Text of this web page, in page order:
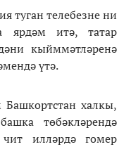
туган телебезне ни
ярдәм итә, татар
кыйммәтләренә
үтә.
Башкортстан халкы,
төбәкләрендә
илләрдә гомер